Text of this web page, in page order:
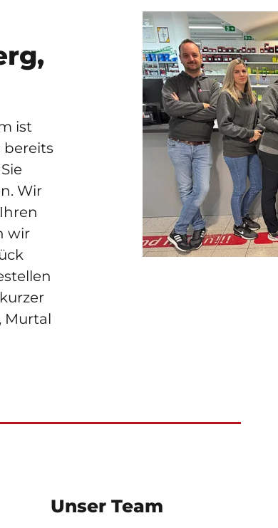
ist
bereits
Wir
wir
Murtal
Unser Team